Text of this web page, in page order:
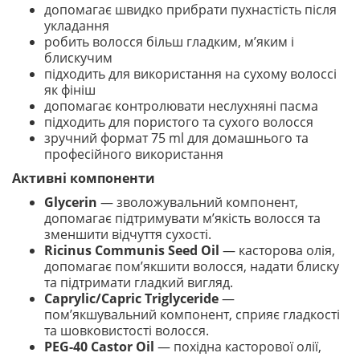
допомагає швидко прибрати пухнастість після
укладання
робить волосся більш гладким, м’яким і
блискучим
підходить для використання на сухому волоссі
як фініш
допомагає контролювати неслухняні пасма
підходить для пористого та сухого волосся
зручний формат 75 ml для домашнього та
професійного використання
Активні компоненти
Glycerin — зволожувальний компонент,
допомагає підтримувати м’якість волосся та
зменшити відчуття сухості.
Ricinus Communis Seed Oil — касторова олія,
допомагає пом’якшити волосся, надати блиску
та підтримати гладкий вигляд.
Caprylic/Capric Triglyceride—
пом’якшувальний компонент, сприяє гладкості
та шовковистості волосся.
PEG-40 Castor Oil — похідна касторової олії,